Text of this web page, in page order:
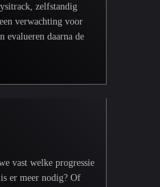
zelfstandig
verwachting voor
evalueren daarna de
vast welke progressie
er meer nodig? Of